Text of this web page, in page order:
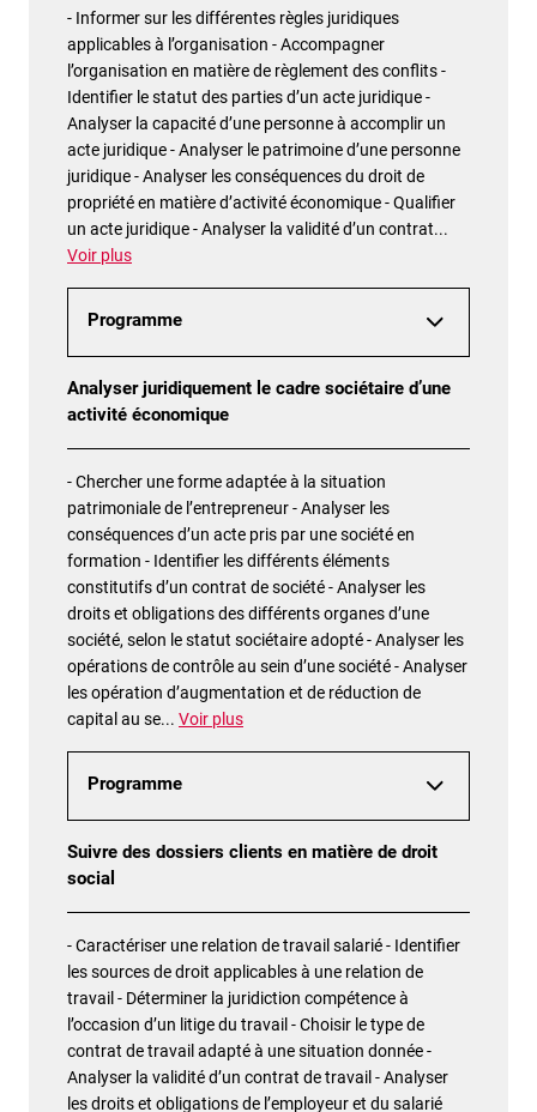
- Informer sur les différentes règles juridiques
applicables à l’organisation - Accompagner
l’organisation en matière de règlement des conflits -
Identifier le statut des parties d’un acte juridique -
Analyser la capacité d’une personne à accomplir un
acte juridique - Analyser le patrimoine d’une personne
juridique - Analyser les conséquences du droit de
propriété en matière d’activité économique - Qualifier
un acte juridique - Analyser la validité d’un contrat...
Voir plus
Programme
Analyser juridiquement le cadre sociétaire d’une
activité économique
- Chercher une forme adaptée à la situation
patrimoniale de l’entrepreneur - Analyser les
conséquences d’un acte pris par une société en
formation - Identifier les différents éléments
constitutifs d’un contrat de société - Analyser les
droits et obligations des différents organes d’une
société, selon le statut sociétaire adopté - Analyser les
opérations de contrôle au sein d’une société - Analyser
les opération d’augmentation et de réduction de
capital au se... Voir plus
Programme
Suivre des dossiers clients en matière de droit
social
- Caractériser une relation de travail salarié - Identifier
les sources de droit applicables à une relation de
travail - Déterminer la juridiction compétence à
l’occasion d’un litige du travail - Choisir le type de
contrat de travail adapté à une situation donnée -
Analyser la validité d’un contrat de travail - Analyser
les droits et obligations de l’employeur et du salarié